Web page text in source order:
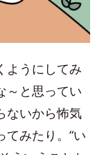
ようにしてみ
～と思ってい
ないから怖気
みたり。“い